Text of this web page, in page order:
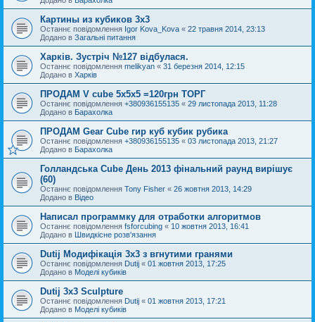
Картины из кубиков 3х3
Останнє повідомлення Igor Kova_Kova « 22 травня 2014, 23:13
Додано в Загальні питання
Харків. Зустріч №127 відбулася.
Останнє повідомлення melikyan « 31 березня 2014, 12:15
Додано в Харків
ПРОДАМ V cube 5x5x5 =120грн ТОРГ
Останнє повідомлення +380936155135 « 29 листопада 2013, 11:28
Додано в Барахолка
ПРОДАМ Gear Cube гир куб кубик рубика
Останнє повідомлення +380936155135 « 03 листопада 2013, 21:27
Додано в Барахолка
Голландська Cube День 2013 фінальний раунд вирішує
(60)
Останнє повідомлення Tony Fisher « 26 жовтня 2013, 14:29
Додано в Відео
Написал программку для отработки алгоритмов
Останнє повідомлення fsforcubing « 10 жовтня 2013, 16:41
Додано в Швидкісне розв'язання
Dutij Модифікація 3х3 з вгнутими гранями
Останнє повідомлення Dutij « 01 жовтня 2013, 17:25
Додано в Моделі кубиків
Dutij 3x3 Sculpture
Останнє повідомлення Dutij « 01 жовтня 2013, 17:21
Додано в Моделі кубиків